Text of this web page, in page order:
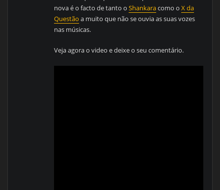
nova é o facto de tanto oShankaracomo oX da
Questão a muito que não se ouvia as suas vozes
nas músicas.
Veja agora o video e deixe o seu comentário.